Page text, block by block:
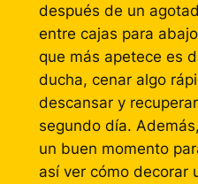
después de un
entre cajas para
que más apetece es
ducha, cenar algo
descansar y
segundo día.
un buen momento
así ver cómo decorar